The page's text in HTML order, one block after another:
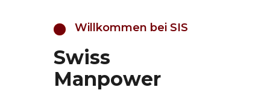
Willkommen bei SIS
Swiss
Manpower